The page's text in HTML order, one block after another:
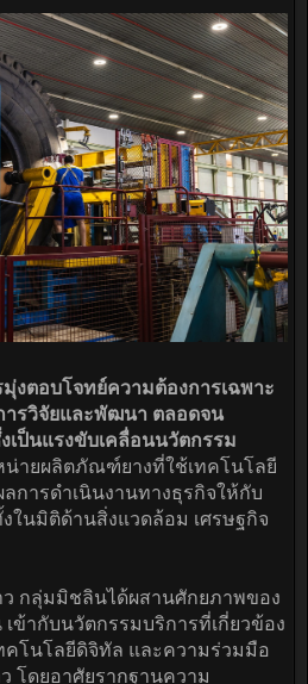
งตอบโจทย์ความต้องการเฉพาะ
รวิจัยและพัฒนา ตลอดจน
เป็นแรงขับเคลื่อนนวัตกรรม
น่ายผลิตภัณฑ์ยางที่ใช้เทคโนโลยี
การดำเนินงานทางธุรกิจให้กับ
ในมิติด้านสิ่งแวดล้อม เศรษฐกิจ
ว กลุ่มมิชลินได้ผสานศักยภาพของ
ข้ากับนวัตกรรมบริการที่เกี่ยวข้อง
คโนโลยีดิจิทัล และความร่วมมือ
โดยอาศัยรากฐานความ